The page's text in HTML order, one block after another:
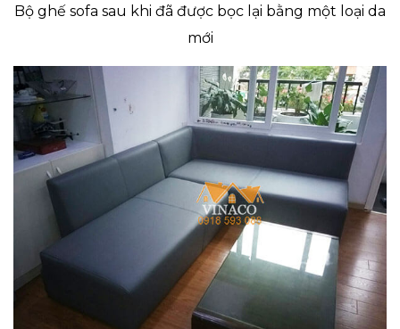
Bộ ghế sofa sau khi đã được bọc lại bằng một loại da
mới